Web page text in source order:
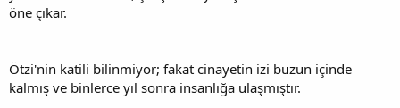
öne çıkar.
Ötzi'nin katili bilinmiyor; fakat cinayetin izi buzun içinde
kalmış ve binlerce yıl sonra insanlığa ulaşmıştır.